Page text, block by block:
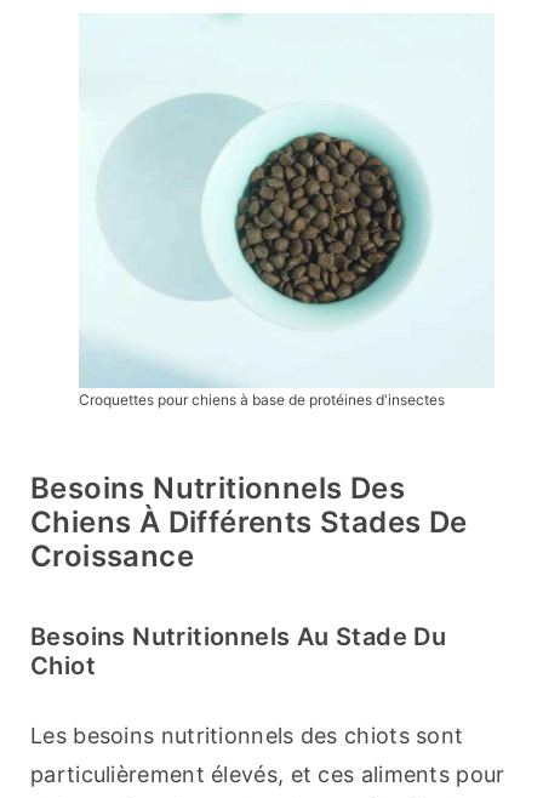
Croquettes pour chiens à base de protéines d'insectes
Besoins Nutritionnels Des
Chiens À Différents Stades De
Croissance
Besoins Nutritionnels Au Stade Du
Chiot
Les besoins nutritionnels des chiots sont
particulièrement élevés, et ces aliments pour